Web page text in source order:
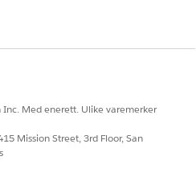
Med enerett. Ulike varemerker
Mission Street, 3rd Floor, San